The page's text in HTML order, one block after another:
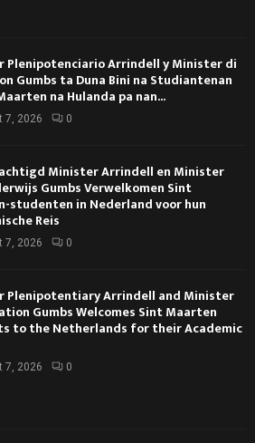
Plenipotenciario Arrindell y Minister di
Gumbs ta Duna Bini na Studiantenan
na Hulanda pa nan...
7, 2026 0
Minister Arrindell en Minister
Gumbs Verwelkomen Sint
studenten in Nederland voor hun
Reis
7, 2026 0
Plenipotentiary Arrindell and Minister
Gumbs Welcomes Sint Maarten
to the Netherlands for their Academic
7, 2026 0